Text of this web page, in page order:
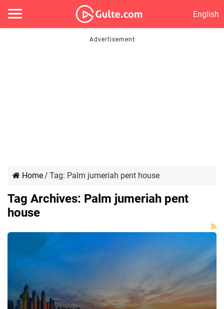
English
Home/ Tag: Palm jumeriah pent house
Tag Archives: Palm jumeriah pent
house